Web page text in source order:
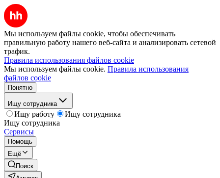
Мы используем файлы cookie, чтобы обеспечивать
правильную работу нашего веб-сайта и анализировать сетевой
трафик.
Правила использования файлов cookie
Мы используем файлы cookie. Правила использования
файлов cookie
Понятно
Ищу сотрудника
Ищу работу
Ищу сотрудника
Ищу сотрудника
Сервисы
Помощь
Ещё
Поиск